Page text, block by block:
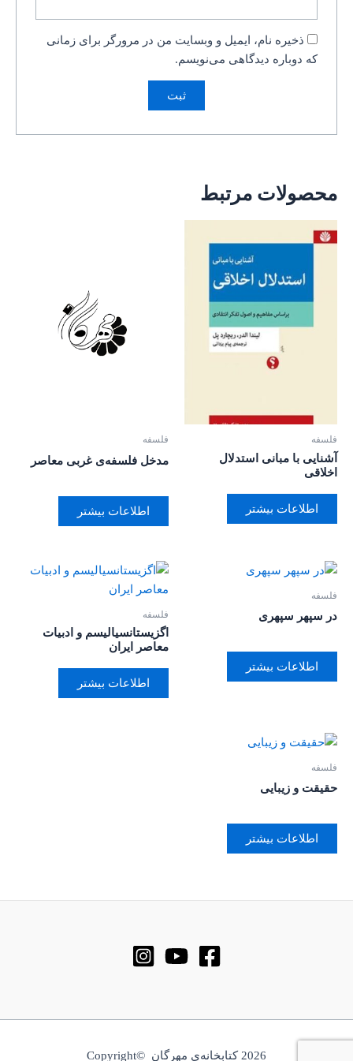
ذخیره نام، ایمیل و وبسایت من در مرورگر برای زمانی
که دوباره دیدگاهی می‌نویسم.
محصولات مرتبط
فلسفه
آشنایی با مبانی استدلال
اخلاقی
اطلاعات بیشتر
فلسفه
مدخل فلسفه‌ی غربی معاصر
اطلاعات بیشتر
فلسفه
در سپهر سپهری
اطلاعات بیشتر
فلسفه
اگزیستانسیالیسم و ادبیات
معاصر ایران
اطلاعات بیشتر
فلسفه
حقیقت و زیبایی
اطلاعات بیشتر
2026 کتابخانه‌ی مهرگان ©Copyright